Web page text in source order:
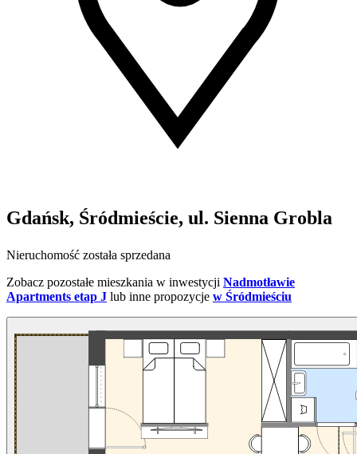
Gdańsk, Śródmieście, ul. Sienna Grobla
Nieruchomość została sprzedana
Zobacz pozostałe mieszkania w inwestycji Nadmotławie
Apartments etap J lub inne propozycje w Śródmieściu